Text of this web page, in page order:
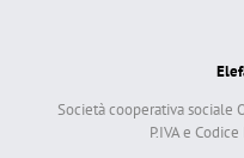
Società cooperativa sociale
P.IVA e